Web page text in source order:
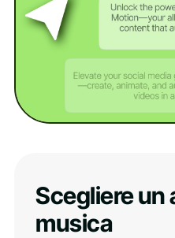
Scegliere un
musica